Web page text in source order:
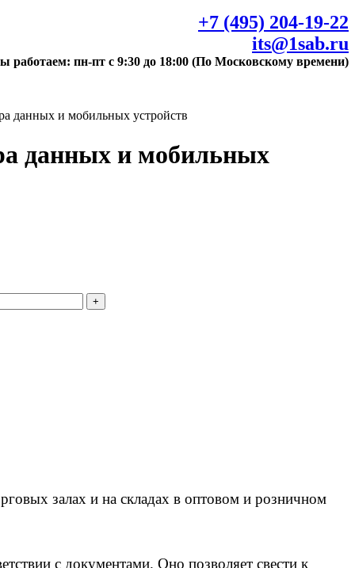
+7 (495) 204-19-22
its@1sab.ru
работаем: пн-пт с 9:30 до 18:00 (По Московскому времени)
данных и мобильных устройств
данных и мобильных
залах и на складах в оптовом и розничном
с документами. Оно позволяет свести к